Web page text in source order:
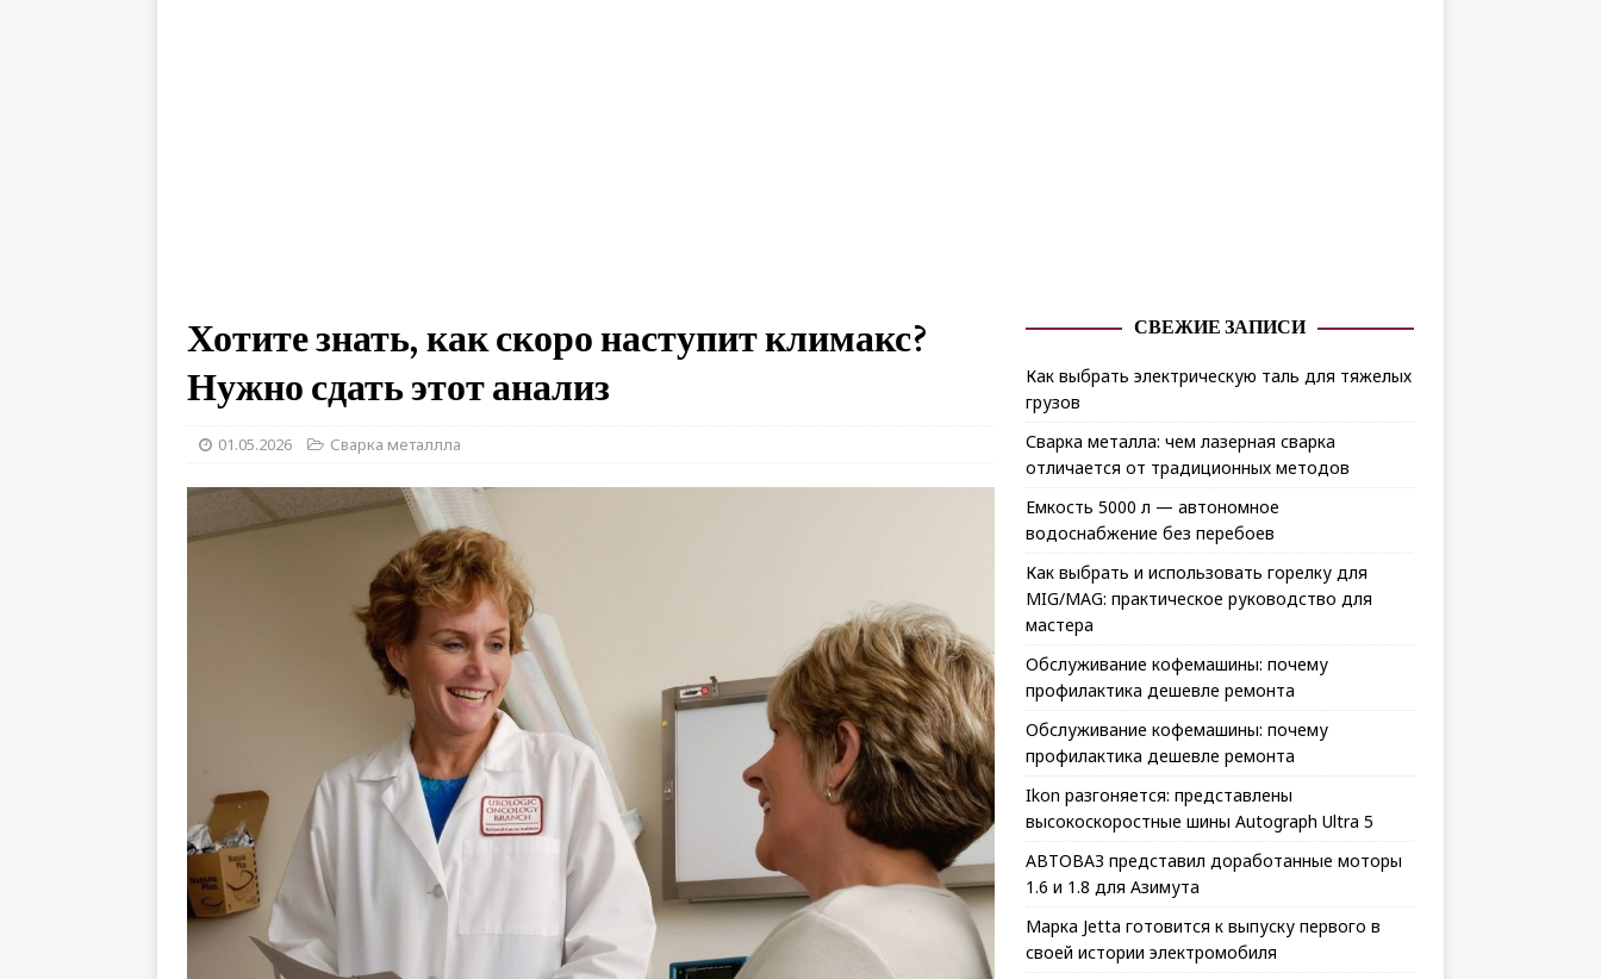
Хотите знать, как скоро наступит климакс?
Нужно сдать этот анализ
01.05.2026 Сварка металлла
СВЕЖИЕ ЗАПИСИ
Как выбрать электрическую таль для тяжелых
грузов
Сварка металла: чем лазерная сварка
отличается от традиционных методов
Емкость 5000 л — автономное
водоснабжение без перебоев
Как выбрать и использовать горелку для
MIG/MAG: практическое руководство для
мастера
Обслуживание кофемашины: почему
профилактика дешевле ремонта
Обслуживание кофемашины: почему
профилактика дешевле ремонта
Ikon разгоняется: представлены
высокоскоростные шины Autograph Ultra 5
АВТОВАЗ представил доработанные моторы
1.6 и 1.8 для Азимута
Марка Jetta готовится к выпуску первого в
своей истории электромобиля